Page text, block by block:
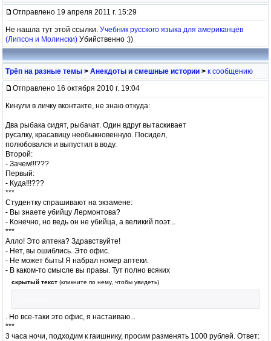
Отправлено 19 апреля 2011 г. 15:29
Не нашла тут этой ссылки. Учебник русского языка для американцев
(Липсон и Молински) Убийственно :))
Трёп на разные темы > Анекдоты и смешные истории > к сообщению
Отправлено 16 октября 2010 г. 19:04
Кинули в личку вконтакте, не знаю откуда:
Два рыбака сидят, рыбачат. Один вдруг вытаскивает
русалку, красавицу необыкновенную. Посидел,
полюбовался и выпустил в воду.
Второй:
- Зачем!!!???
Первый:
- Куда!!!???
***
Студентку спрашивают на экзамене:
- Вы знаете убийцу Лермонтова?
- Конечно, но ведь он не убийца, а великий поэт...
***
Алло! Это аптека? Здравствуйте!
- Нет, вы ошиблись. Это офис.
- Не может быть! Я набрал номер аптеки.
- В каком-то смысле вы правы. Тут полно всяких
скрытый текст (кликните по нему, чтобы увидеть)
. Но все-таки это офис, я настаиваю...
***
3 часа ночи, подходим к гаишнику, просим разменять 1000 рублей. Ответ: